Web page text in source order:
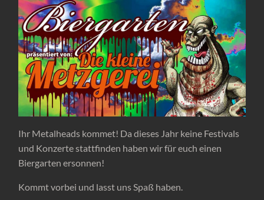
Ihr Metalheads kommet! Da dieses Jahr keine Festivals
und Konzerte stattfinden haben wir für euch einen
Biergarten ersonnen!
Kommt vorbei und lasst uns Spaß haben.